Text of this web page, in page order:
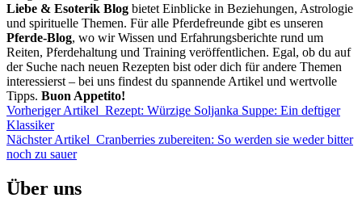
Liebe & Esoterik Blog bietet Einblicke in Beziehungen, Astrologie
und spirituelle Themen. Für alle Pferdefreunde gibt es unseren
Pferde-Blog, wo wir Wissen und Erfahrungsberichte rund um
Reiten, Pferdehaltung und Training veröffentlichen. Egal, ob du auf
der Suche nach neuen Rezepten bist oder dich für andere Themen
interessierst – bei uns findest du spannende Artikel und wertvolle
Tipps. Buon Appetito!
Vorheriger Artikel Rezept: Würzige Soljanka Suppe: Ein deftiger
Klassiker
Nächster Artikel Cranberries zubereiten: So werden sie weder bitter
noch zu sauer
Über uns